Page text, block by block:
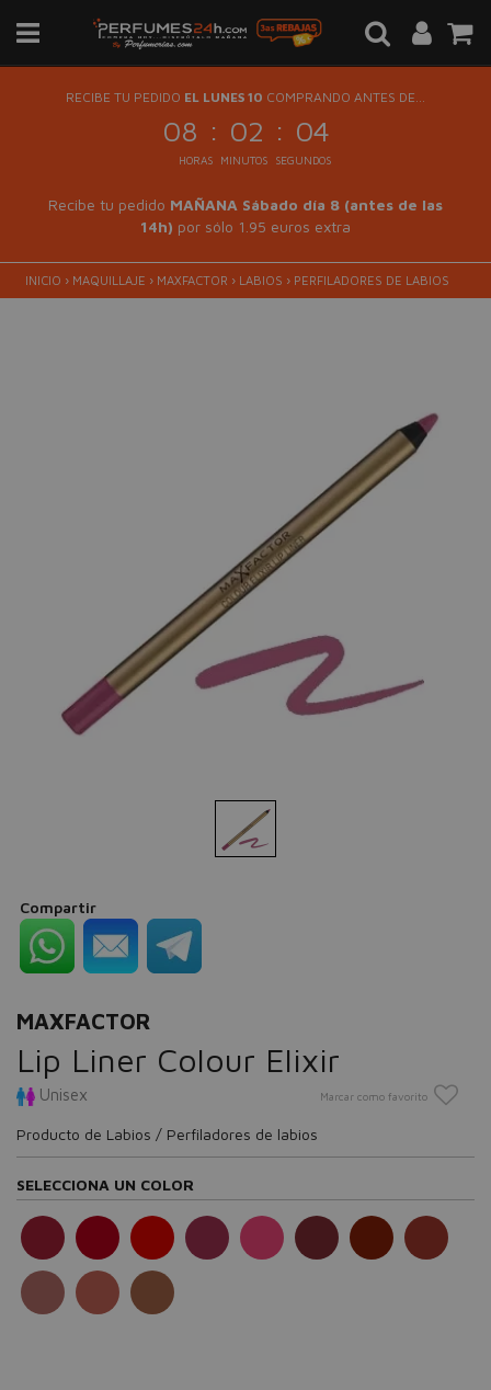
RECIBE TU PEDIDO EL LUNES 10 COMPRANDO ANTES DE...
08 : 02 : 04
HORAS MINUTOS SEGUNDOS
Recibe tu pedido MAÑANA Sábado día 8 (antes de las
14h) por sólo 1.95 euros extra
INICIO › MAQUILLAJE › MAXFACTOR › LABIOS › PERFILADORES DE LABIOS
Compartir
MAXFACTOR
Lip Liner Colour Elixir
Unisex Marcar como favorito
Producto de Labios / Perfiladores de labios
SELECCIONA UN COLOR